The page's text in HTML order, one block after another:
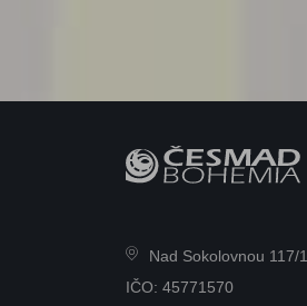
Nad Sokolovnou 117/
IČO: 45771570